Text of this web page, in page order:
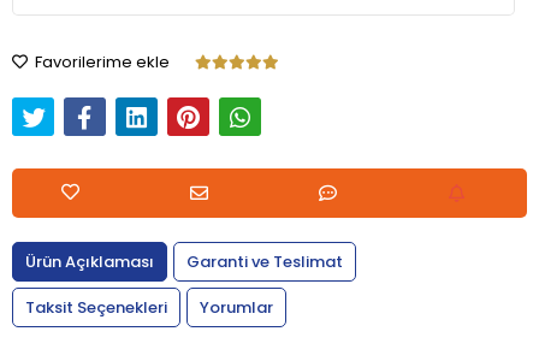
Favorilerime ekle
Ürün Açıklaması
Garanti ve Teslimat
Taksit Seçenekleri
Yorumlar